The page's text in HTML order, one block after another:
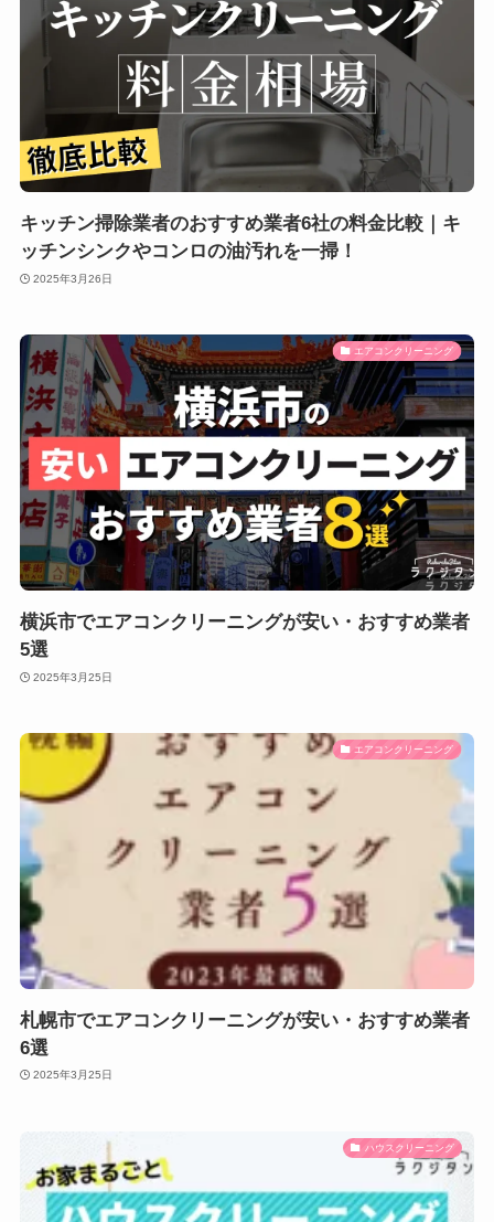
キッチン掃除業者のおすすめ業者6社の料金比較｜キ
ッチンシンクやコンロの油汚れを一掃！
2025年3月26日
エアコンクリーニング
横浜市でエアコンクリーニングが安い・おすすめ業者
5選
2025年3月25日
エアコンクリーニング
札幌市でエアコンクリーニングが安い・おすすめ業者
6選
2025年3月25日
ハウスクリーニング